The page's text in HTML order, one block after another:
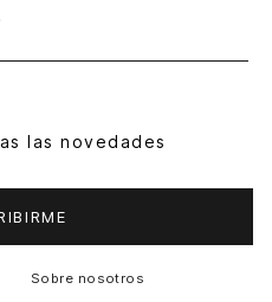
las novedades
Sobre nosotros